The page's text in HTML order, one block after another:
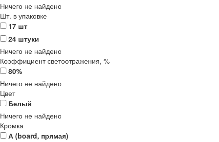
Ничего не найдено
Шт. в упаковке
17 шт
24 штуки
Ничего не найдено
Коэффициент светоотражения, %
80%
Ничего не найдено
Цвет
Белый
Ничего не найдено
Кромка
А (board, прямая)